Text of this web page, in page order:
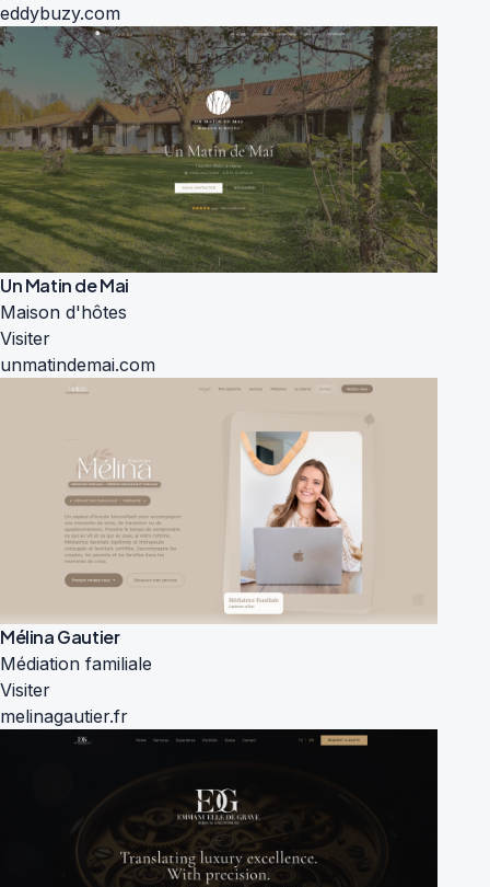
eddybuzy.com
Un Matin de Mai
Maison d'hôtes
Visiter
unmatindemai.com
Mélina Gautier
Médiation familiale
Visiter
melinagautier.fr